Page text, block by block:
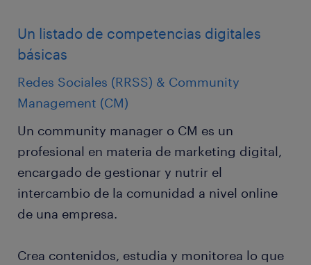
Un listado de competencias digitales
básicas
Redes Sociales (RRSS) & Community
Management (CM)
Un community manager o CM es un
profesional en materia de marketing digital,
encargado de gestionar y nutrir el
intercambio de la comunidad a nivel online
de una empresa.
Crea contenidos, estudia y monitorea lo que